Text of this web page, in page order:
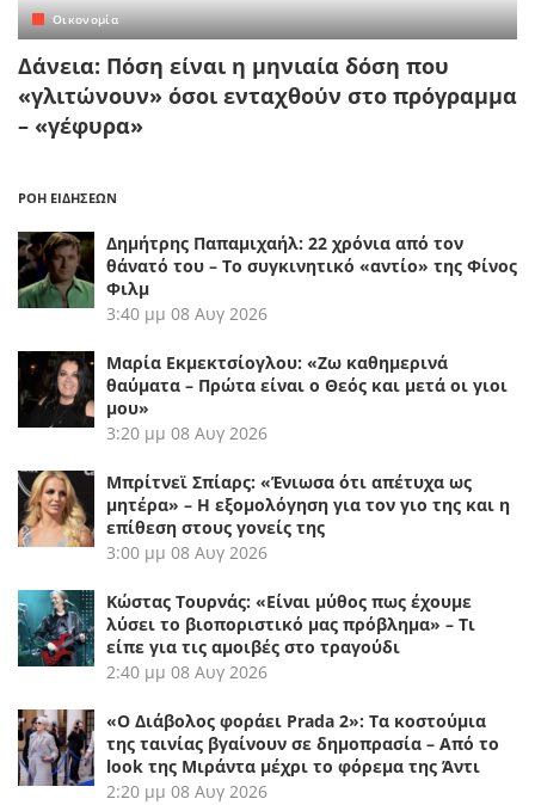
Οικονομία
Δάνεια: Πόση είναι η μηνιαία δόση που
«γλιτώνουν» όσοι ενταχθούν στο πρόγραμμα
– «γέφυρα»
ΡΟΗ ΕΙΔΗΣΕΩΝ
Δημήτρης Παπαμιχαήλ: 22 χρόνια από τον
θάνατό του – Το συγκινητικό «αντίο» της Φίνος
Φιλμ
3:40 μμ 08 Αυγ 2026
Μαρία Εκμεκτσίογλου: «Ζω καθημερινά
θαύματα – Πρώτα είναι ο Θεός και μετά οι γιοι
μου»
3:20 μμ 08 Αυγ 2026
Μπρίτνεϊ Σπίαρς: «Ένιωσα ότι απέτυχα ως
μητέρα» – Η εξομολόγηση για τον γιο της και η
επίθεση στους γονείς της
3:00 μμ 08 Αυγ 2026
Κώστας Τουρνάς: «Είναι μύθος πως έχουμε
λύσει το βιοποριστικό μας πρόβλημα» – Τι
είπε για τις αμοιβές στο τραγούδι
2:40 μμ 08 Αυγ 2026
«Ο Διάβολος φοράει Prada 2»: Τα κοστούμια
της ταινίας βγαίνουν σε δημοπρασία – Από το
look της Μιράντα μέχρι το φόρεμα της Άντι
2:20 μμ 08 Αυγ 2026